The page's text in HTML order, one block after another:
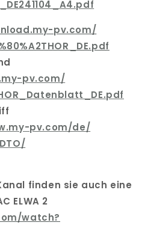
DE241104_A4.pdf
pv.com/
A2THOR_DE.pdf
pv.com/
Datenblatt_DE.pdf
pv.com/de/
finden sie auch eine
ELWA 2
watch?